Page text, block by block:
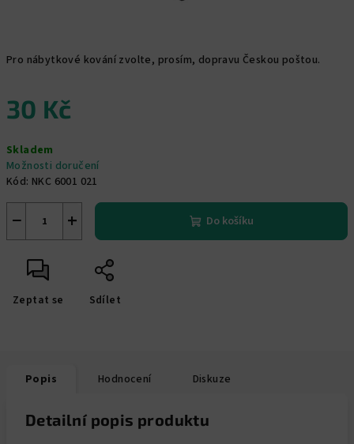
Pro nábytkové kování zvolte, prosím, dopravu Českou poštou.
30 Kč
cena:
Skladem
Možnosti doručení
Kód: NKC 6001 021
+
− Do košíku
Zeptat se Sdílet
Popis Hodnocení Diskuze
Detailní popis produktu